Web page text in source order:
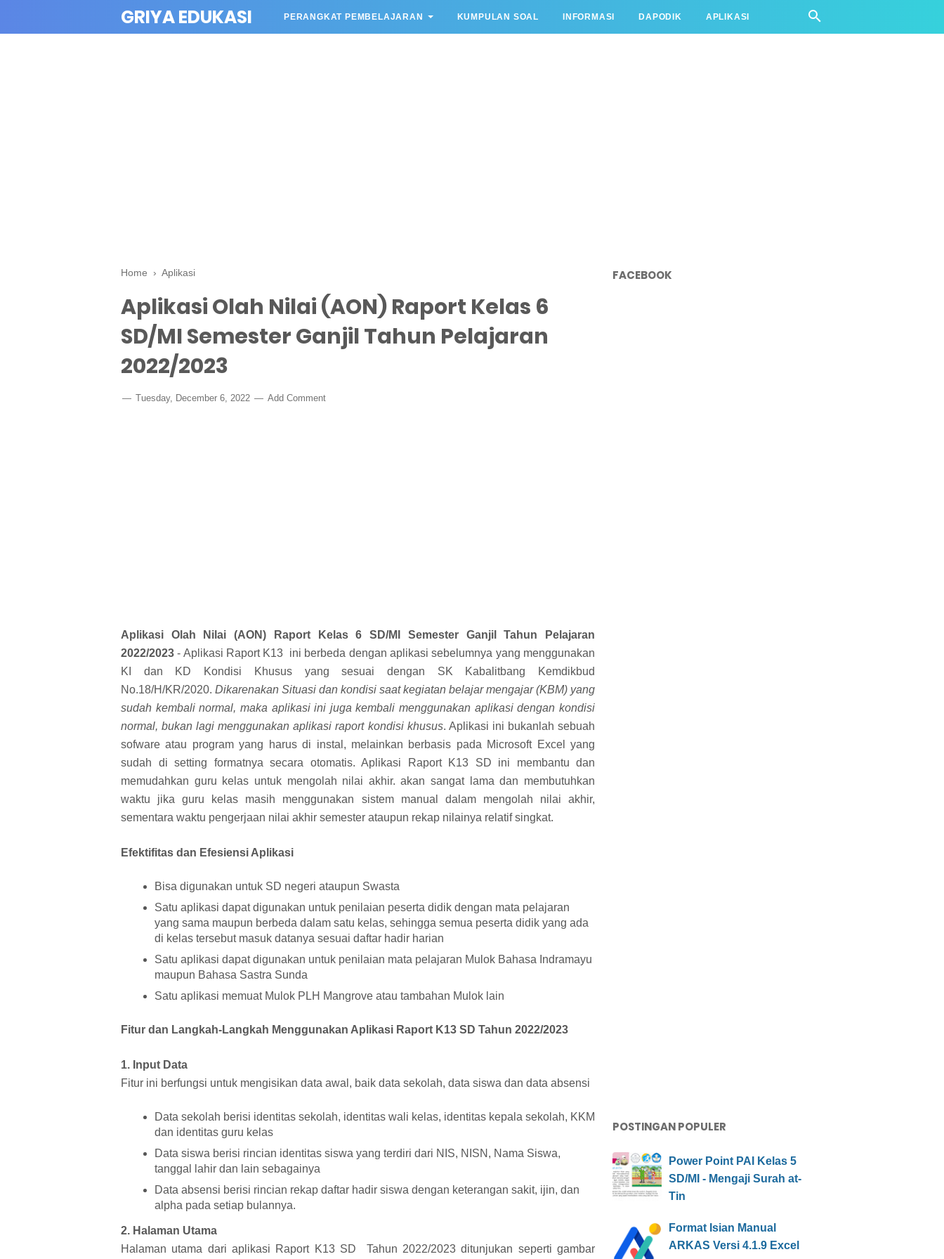
GRIYA EDUKASI PERANGKAT PEMBELAJARAN KUMPULAN SOAL INFORMASI DAPODIK APLIKASI
Home › Aplikasi
Aplikasi Olah Nilai (AON) Raport Kelas 6
SD/MI Semester Ganjil Tahun Pelajaran
2022/2023
Tuesday, December 6, 2022 Add Comment
Aplikasi Olah Nilai (AON) Raport Kelas 6 SD/MI Semester Ganjil Tahun Pelajaran
2022/2023 - Aplikasi Raport K13 ini berbeda dengan aplikasi sebelumnya yang menggunakan
KI dan KD Kondisi Khusus yang sesuai dengan SK Kabalitbang Kemdikbud
No.18/H/KR/2020. Dikarenakan Situasi dan kondisi saat kegiatan belajar mengajar (KBM) yang
sudah kembali normal, maka aplikasi ini juga kembali menggunakan aplikasi dengan kondisi
normal, bukan lagi menggunakan aplikasi raport kondisi khusus. Aplikasi ini bukanlah sebuah
sofware atau program yang harus di instal, melainkan berbasis pada Microsoft Excel yang
sudah di setting formatnya secara otomatis. Aplikasi Raport K13 SD ini membantu dan
memudahkan guru kelas untuk mengolah nilai akhir. akan sangat lama dan membutuhkan
waktu jika guru kelas masih menggunakan sistem manual dalam mengolah nilai akhir,
sementara waktu pengerjaan nilai akhir semester ataupun rekap nilainya relatif singkat.
Efektifitas dan Efesiensi Aplikasi
Bisa digunakan untuk SD negeri ataupun Swasta
Satu aplikasi dapat digunakan untuk penilaian peserta didik dengan mata pelajaran
yang sama maupun berbeda dalam satu kelas, sehingga semua peserta didik yang ada
di kelas tersebut masuk datanya sesuai daftar hadir harian
Satu aplikasi dapat digunakan untuk penilaian mata pelajaran Mulok Bahasa Indramayu
maupun Bahasa Sastra Sunda
Satu aplikasi memuat Mulok PLH Mangrove atau tambahan Mulok lain
Fitur dan Langkah-Langkah Menggunakan Aplikasi Raport K13 SD Tahun 2022/2023
1. Input Data
Fitur ini berfungsi untuk mengisikan data awal, baik data sekolah, data siswa dan data absensi
Data sekolah berisi identitas sekolah, identitas wali kelas, identitas kepala sekolah, KKM
dan identitas guru kelas
Data siswa berisi rincian identitas siswa yang terdiri dari NIS, NISN, Nama Siswa,
tanggal lahir dan lain sebagainya
Data absensi berisi rincian rekap daftar hadir siswa dengan keterangan sakit, ijin, dan
alpha pada setiap bulannya.
2. Halaman Utama
Halaman utama dari aplikasi Raport K13 SD Tahun 2022/2023 ditunjukan seperti gambar
FACEBOOK
POSTINGAN POPULER
Power Point PAI Kelas 5
SD/MI - Mengaji Surah at-
Tin
Format Isian Manual
ARKAS Versi 4.1.9 Excel